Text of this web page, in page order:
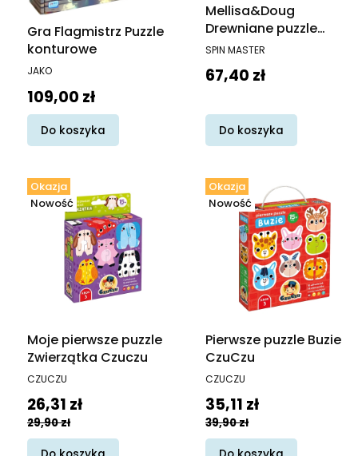
Gra Flagmistrz Puzzle
konturowe
PRODUCENT
JAKO
Cena
109,00 zł
Do koszyka
Mellisa&Doug
Drewniane puzzle
Zwierzęta Safari
PRODUCENT
SPIN MASTER
Cena
67,40 zł
Do koszyka
Okazja
Nowość
Moje pierwsze puzzle
Zwierzątka Czuczu
PRODUCENT
CZUCZU
Cena promocyjna
26,31 zł
29,90 zł
Okazja
Nowość
Pierwsze puzzle Buzie
CzuCzu
PRODUCENT
CZUCZU
Cena promocyjna
35,11 zł
39,90 zł